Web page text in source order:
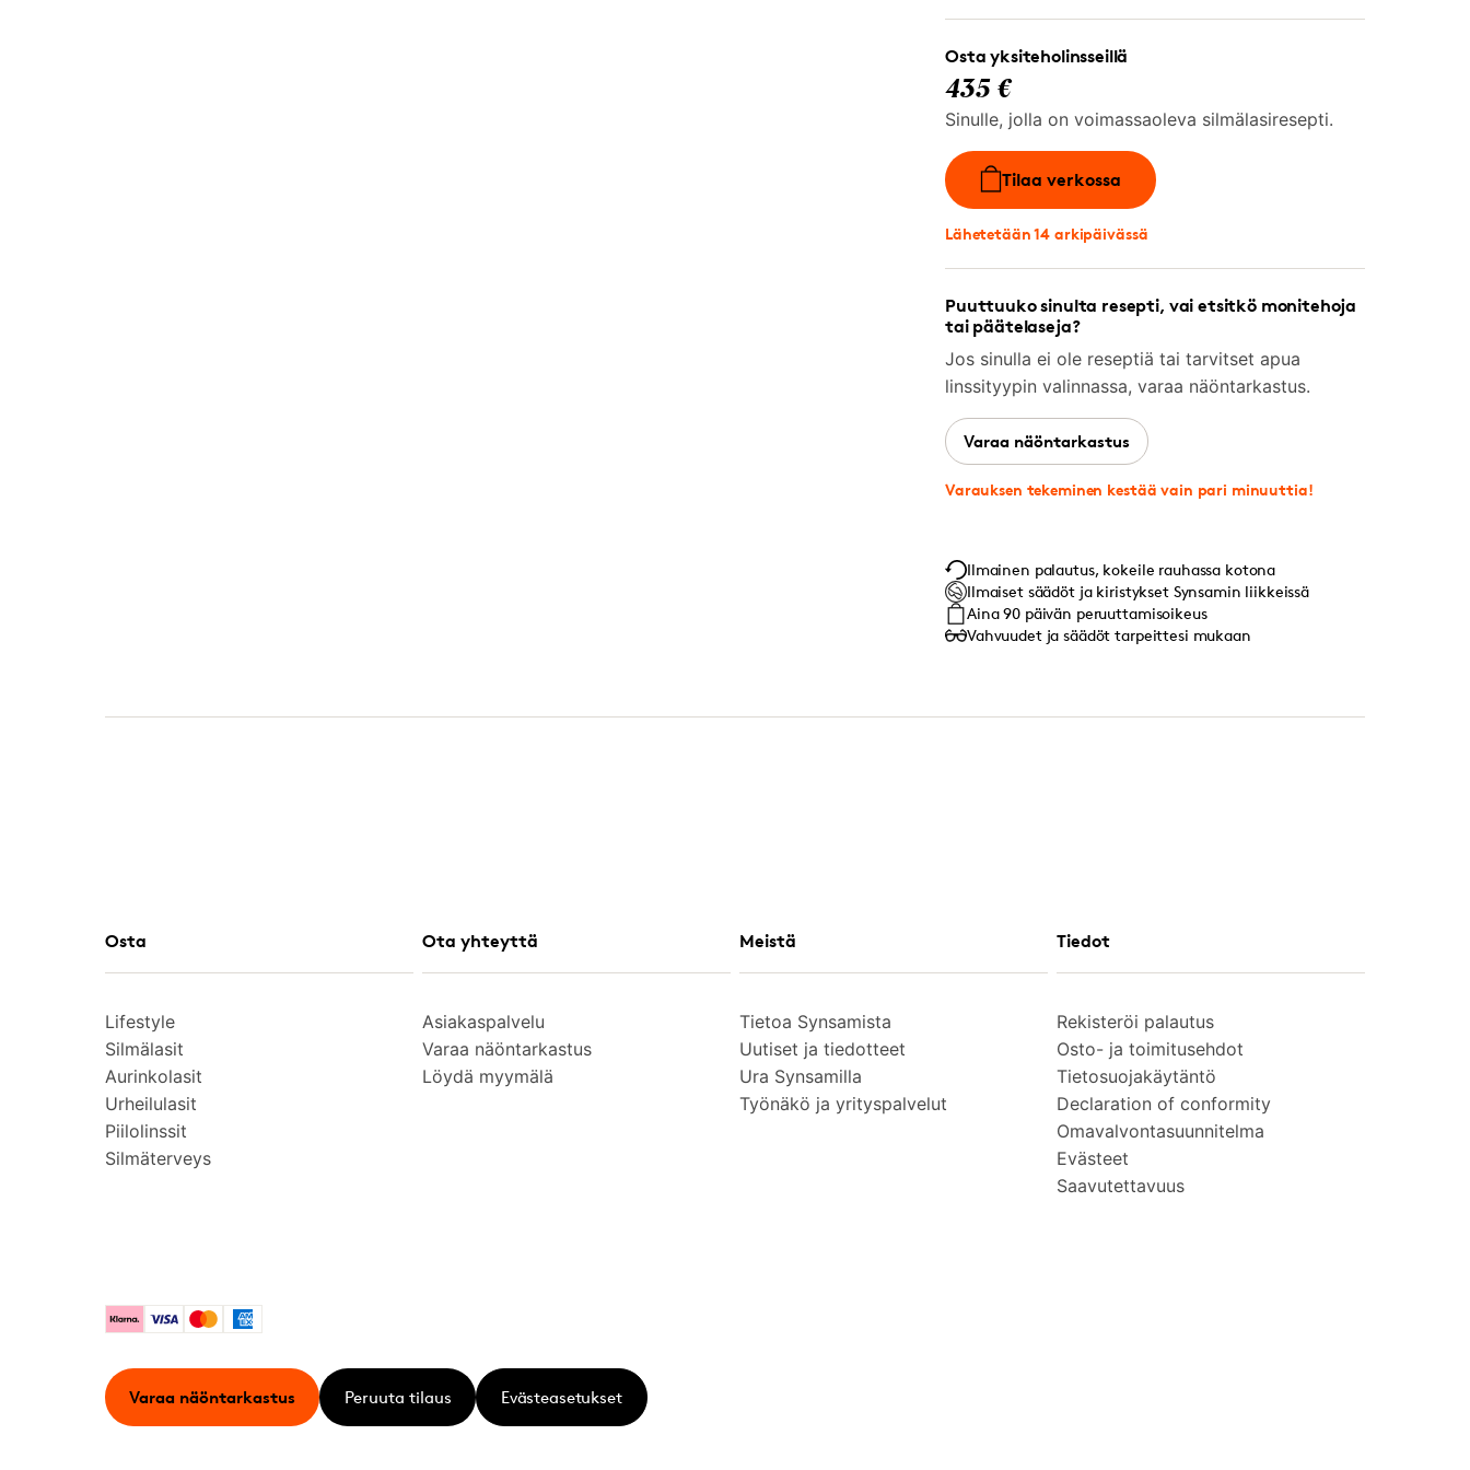
Osta yksiteholinsseillä
435 €
Sinulle, jolla on voimassaoleva silmälasiresepti.
Tilaa verkossa
Lähetetään 14 arkipäivässä
Puuttuuko sinulta resepti, vai etsitkö monitehoja
tai päätelaseja?
Jos sinulla ei ole reseptiä tai tarvitset apua
linssityypin valinnassa, varaa näöntarkastus.
Varaa näöntarkastus
Varauksen tekeminen kestää vain pari minuuttia!
Ilmainen palautus, kokeile rauhassa kotona
Ilmaiset säädöt ja kiristykset Synsamin liikkeissä
Aina 90 päivän peruuttamisoikeus
Vahvuudet ja säädöt tarpeittesi mukaan
Osta
Lifestyle
Silmälasit
Aurinkolasit
Urheilulasit
Piilolinssit
Silmäterveys
Ota yhteyttä
Asiakaspalvelu
Varaa näöntarkastus
Löydä myymälä
Meistä
Tietoa Synsamista
Uutiset ja tiedotteet
Ura Synsamilla
Työnäkö ja yrityspalvelut
Tiedot
Rekisteröi palautus
Osto- ja toimitusehdot
Tietosuojakäytäntö
Declaration of conformity
Omavalvontasuunnitelma
Evästeet
Saavutettavuus
KlarnaVisa MastercardAmerican Express
Varaa näöntarkastus Peruuta tilaus Evästeasetukset